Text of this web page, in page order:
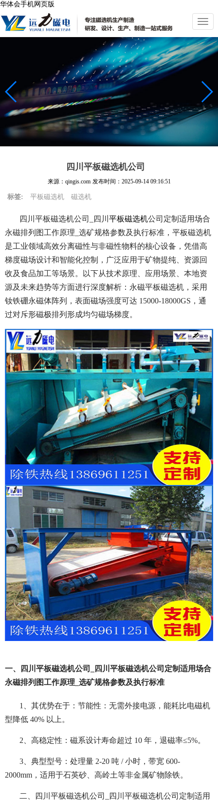
华体会手机网页版
切
换
导
航
四川平板磁选机公司
来源：qingis.com 发布时间： 2025-09-14 09:16:51
标签: 平板磁选机 磁选机
四川平板磁选机公司_四川 平板磁选机公司定制适用场合
永磁排列图工作原理_选矿规格参数及执行标准，平板磁选机
是工业领域高效分离磁性与非磁性物料的核心设备，凭借高
梯度磁场设计和智能化控制，广泛应用于矿物提纯、资源回
收及食品加工等场景。以下从技术原理、应用场景、本地资
源及未来趋势等方面进行深度解析：永磁平板磁选机， 采用
钕铁硼永磁体阵列，表面磁场强度可达 15000-18000GS，通
过对斥形磁极排列形成均匀磁场梯度。
一、四川平板磁选机公司_四川平板磁选机公司定制适用场合
永磁排列图工作原理_选矿规格参数及执行标准
1、其优势在于： 节能性：无需外接电源，能耗比电磁机
型降低 40% 以上。
2、高稳定性：磁系设计寿命超过 10 年，退磁率≤5%。
3、典型型号：处理量 2-20 吨 / 小时，带宽 600-
2000mm，适用于石英砂、高岭土等非金属矿物除铁。
二、四川平板磁选机公司_四川平板磁选机公司定制适用